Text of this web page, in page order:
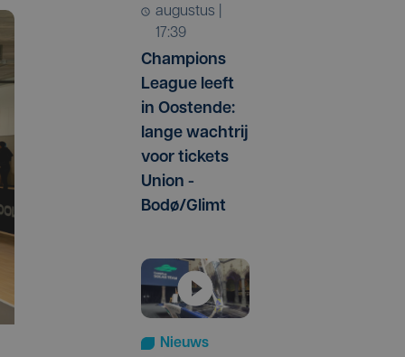
augustus |
17:39
Champions
League leeft
in Oostende:
lange wachtrij
voor tickets
Union -
Bodø/Glimt
Nieuws